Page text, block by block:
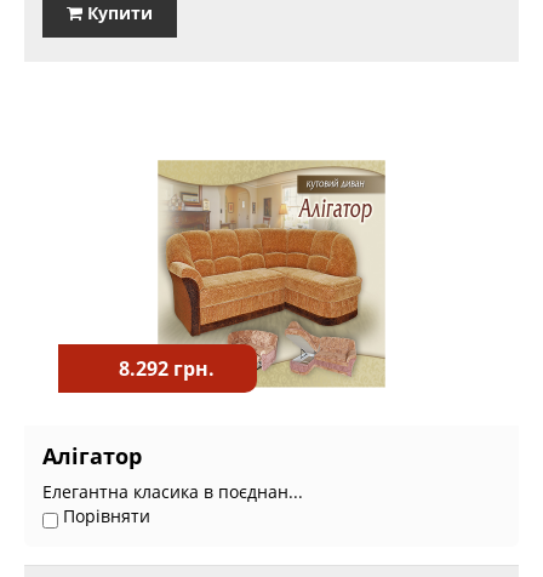
Купити
8.292 грн.
Алігатор
Елегантна класика в поєднан...
Порівняти